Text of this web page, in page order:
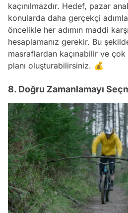
kaçınılmazdır. Hedef, pazar
konularda daha gerçekçi
öncelikle her adımın maddi
hesaplamanız gerekir. Bu
masraflardan kaçınabilir ve
planı oluşturabilirsiniz. 💰
8. Doğru Zamanlamayı